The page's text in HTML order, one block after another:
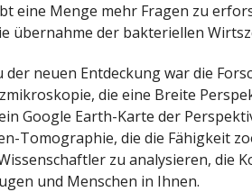
eine Menge mehr Fragen zu
übernahme der bakteriellen
neuen Entdeckung war die
die eine Breite
Google Earth-Karte der
Tomographie, die die Fähigkeit
zu analysieren, die
und Menschen in Ihnen.